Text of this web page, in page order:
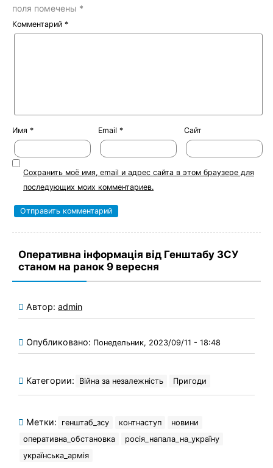
поля помечены *
Комментарий *
Имя * Email * Сайт
Сохранить моё имя, email и адрес сайта в этом браузере для
последующих моих комментариев.
Оперативна інформація від Генштабу ЗСУ
станом на ранок 9 вересня
Автор: admin
Опубликовано: Понедельник, 2023/09/11 - 18:48
Категории: Війна за незалежність Пригоди
Метки: генштаб_зсу контнаступ
новини
оперативна_обстановка
росія_напала_на_україну
українська_армія